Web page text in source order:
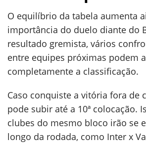
O equilíbrio da tabela aumenta
importância do duelo diante do
resultado gremista, vários
entre equipes próximas podem
completamente a classificação.
Caso conquiste a vitória fora de
pode subir até a 10ª colocação.
clubes do mesmo bloco irão se
longo da rodada, como Inter x